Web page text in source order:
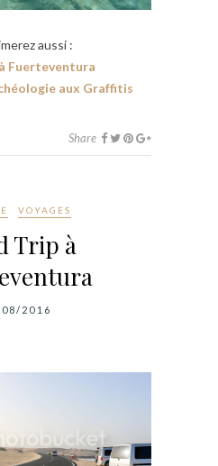
aussi :
Fuerteventura
aux Graffitis
Share
VOYAGES
Trip à
2016